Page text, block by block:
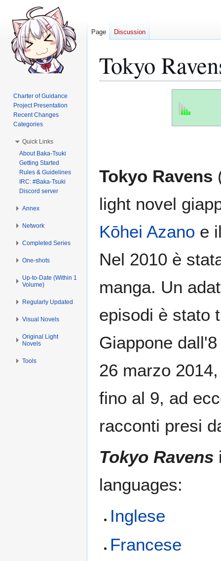
Tokyo
Tokyo Ravens
light novel
Kōhei Azano e
Nel 2010 è
manga. Un
episodi è stato
Giappone
26 marzo
fino al 9, ad
racconti presi
Tokyo Ravens
languages:
Inglese
Francese
Page Discussion
Charter of Guidance
Project Presentation
Recent Changes
Categories
Quick Links
About Baka-Tsuki
Getting Started
Rules & Guidelines
IRC: #Baka-Tsuki
Discord server
Annex
Network
Completed Series
One-shots
Up-to-Date (Within 1
Volume)
Regularly Updated
Visual Novels
Original Light
Novels
Tools